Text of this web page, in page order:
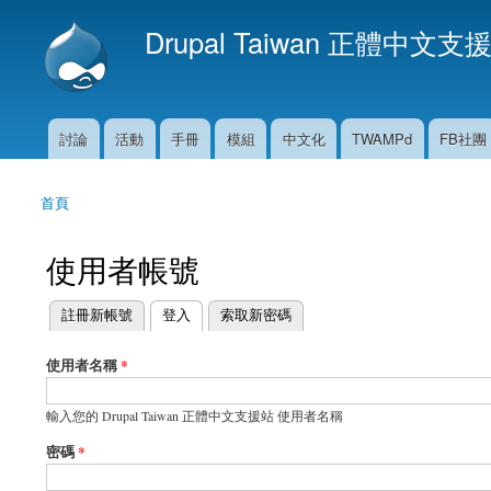
Drupal Taiwan 正體中文支
主選單
討論 活動 手冊 模組 中文化 TWAMPd FB社團
您在這裡
首頁
使用者帳號
主要索引標籤
註冊新帳號 登入
(作用中頁籤) 索取新密碼
使用者名稱*
輸入您的 Drupal Taiwan 正體中文支援站 使用者名稱
密碼*